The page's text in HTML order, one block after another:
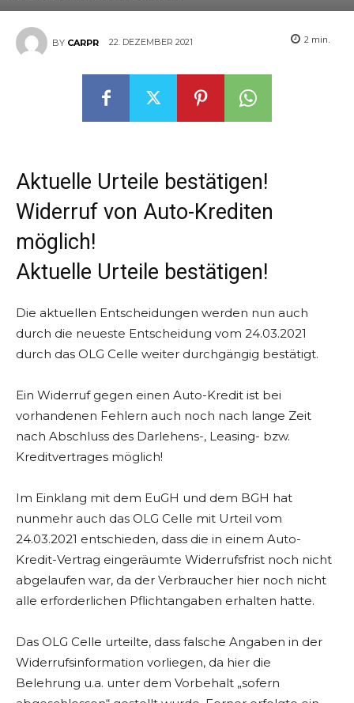
BY CARPR 22. DEZEMBER 2021 2 min.
Aktuelle Urteile bestätigen!
Widerruf von Auto-Krediten
möglich!
Aktuelle Urteile bestätigen!
Die aktuellen Entscheidungen werden nun auch
durch die neueste Entscheidung vom 24.03.2021
durch das OLG Celle weiter durchgängig bestätigt.
Ein Widerruf gegen einen Auto-Kredit ist bei
vorhandenen Fehlern auch noch nach lange Zeit
nach Abschluss des Darlehens-, Leasing- bzw.
Kreditvertrages möglich!
Im Einklang mit dem EuGH und dem BGH hat
nunmehr auch das OLG Celle mit Urteil vom
24.03.2021 entschieden, dass die in einem Auto-
Kredit-Vertrag eingeräumte Widerrufsfrist noch nicht
abgelaufen war, da der Verbraucher hier noch nicht
alle erforderlichen Pflichtangaben erhalten hatte.
Das OLG Celle urteilte, dass falsche Angaben in der
Widerrufsinformation vorliegen, da hier die
Belehrung u.a. unter dem Vorbehalt „sofern